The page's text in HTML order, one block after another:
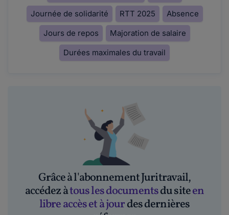
Journée de solidarité
RTT 2025
Absence
Jours de repos
Majoration de salaire
Durées maximales du travail
Grâce à l'abonnement Juritravail,
accédez àtous les documentsdu siteen
libre accès et à jourdes dernières